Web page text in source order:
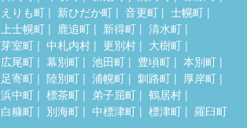
えりも町
新ひだか町 音更町
士幌町
上士幌町
鹿追町 新得町
清水町
芽室町
中札内村 更別村
大樹町
広尾町
幕別町 池田町 豊頃町
本別町
足寄町
陸別町 浦幌町 釧路町
厚岸町
浜中町
標茶町 弟子屈町
鶴居村
白糠町
別海町 中標津町 標津町 羅臼町